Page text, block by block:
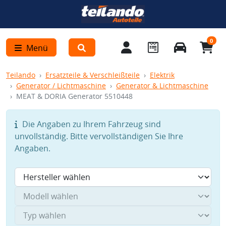
Menü
0
Teilando Ersatzteile & Verschleißteile
Elektrik
Generator / Lichtmaschine
Generator & Lichtmaschine
MEAT & DORIA Generator 5510448
Die Angaben zu Ihrem Fahrzeug sind
unvollständig. Bitte vervollständigen Sie Ihre
Angaben.